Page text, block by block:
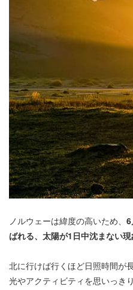
ノルウェーは緯度の高いため、 6
ばれる、太陽が1日中沈まない
北に行けば行くほど日照時間が
光やアクティビティを思いっき